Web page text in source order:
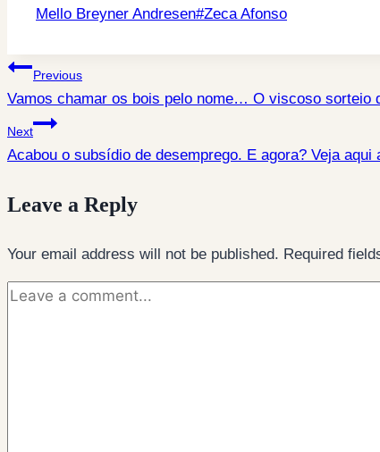
Tags:
Mello Breyner Andresen#Zeca Afonso
Post
navigation
Previous
Vamos chamar os bois pelo nome… O viscoso sorteio
Next
Acabou o subsídio de desemprego. E agora? Veja aqui
Leave a Reply
Your email address will not be published. Required